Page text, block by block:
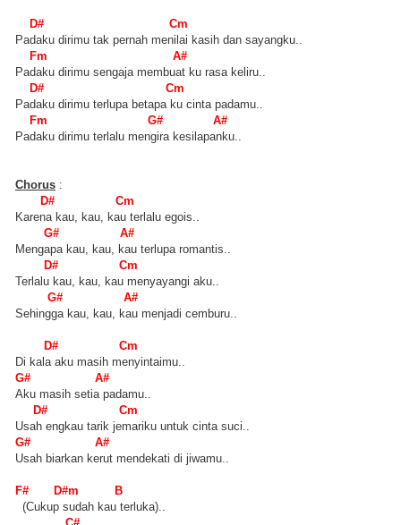
D# Cm
Padaku dirimu tak pernah menilai kasih dan sayangku..
Fm A#
Padaku dirimu sengaja membuat ku rasa keliru..
D# Cm
Padaku dirimu terlupa betapa ku cinta padamu..
Fm G# A#
Padaku dirimu terlalu mengira kesilapanku..
Chorus :
D# Cm
Karena kau, kau, kau terlalu egois..
G# A#
Mengapa kau, kau, kau terlupa romantis..
D# Cm
Terlalu kau, kau, kau menyayangi aku..
G# A#
Sehingga kau, kau, kau menjadi cemburu..
D# Cm
Di kala aku masih menyintaimu..
G# A#
Aku masih setia padamu..
D# Cm
Usah engkau tarik jemariku untuk cinta suci..
G# A#
Usah biarkan kerut mendekati di jiwamu..
F# D#m B
(Cukup sudah kau terluka)..